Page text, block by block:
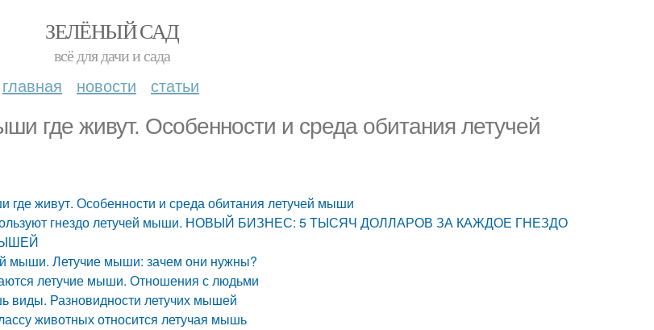
ЗЕЛЁНЫЙ САД
всё для дачи и сада
главная новости статьи
где живут. Особенности и среда обитания летучей
где живут. Особенности и среда обитания летучей мыши
гнездо летучей мыши. НОВЫЙ БИЗНЕС: 5 ТЫСЯЧ ДОЛЛАРОВ ЗА КАЖДОЕ ГНЕЗДО
мыши. Летучие мыши: зачем они нужны?
летучие мыши. Отношения с людьми
виды. Разновидности летучих мышей
животных относится летучая мышь